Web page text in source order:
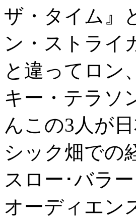
ザ・タイム』
ン・ストライ
と違ってロン
キー・テラソ
んこの3人が
シック畑での
スロー･バラ
オーディエン